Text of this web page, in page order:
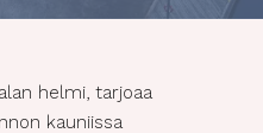
helmi, tarjoaa
kauniissa